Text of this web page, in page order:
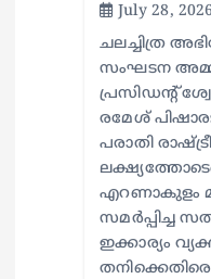
July 28, 2026
ചലച്ചിത്ര
സംഘടന
പ്രസിഡന്റ്
രമേശ്
പരാതി
എറണാകുളം
സമര്‍പ്പിച്ച
ഇക്കാര്യം